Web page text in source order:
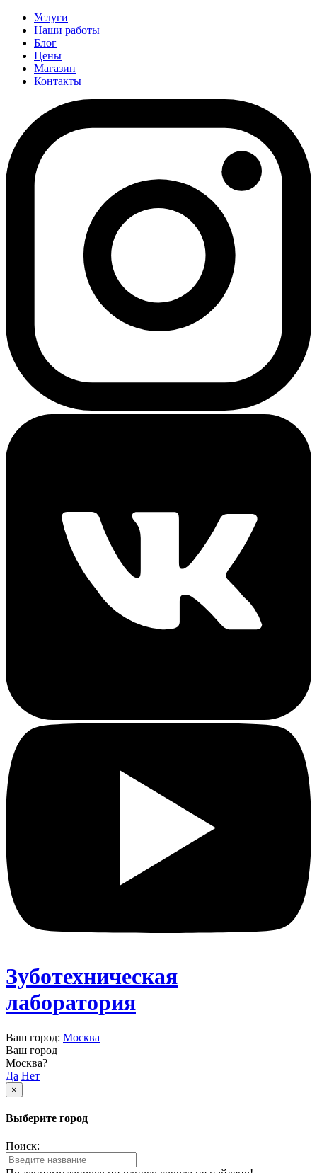
Услуги
Наши работы
Блог
Цены
Магазин
Контакты
Зуботехническая
лаборатория
Ваш город: Москва
Ваш город
Москва?
Да Нет
×
Выберите город
Поиск: